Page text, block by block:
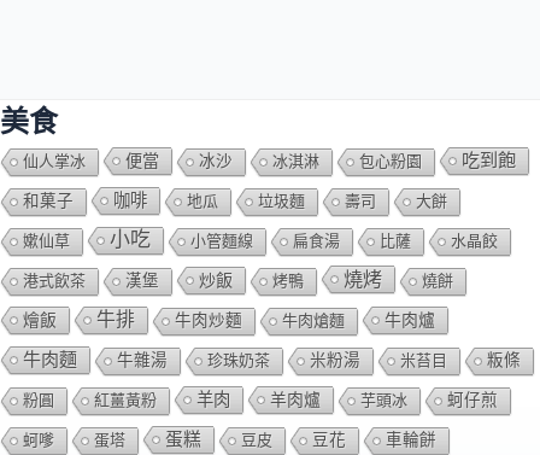
美食
仙人掌冰 便當 冰沙 冰淇淋 包心粉園 吃到飽
和菓子 咖啡 地瓜 垃圾麵 壽司 大餅
嫰仙草 小吃 小管麵線 扁食湯 比薩 水晶餃
港式飲茶 漢堡 炒飯 烤鴨 燒烤 燒餅
燴飯 牛排 牛肉炒麵 牛肉熗麵 牛肉爐
牛肉麵 牛雜湯 珍珠奶茶 米粉湯 米苔目 粄條
粉圓 紅薑黃粉 羊肉 羊肉爐 芋頭冰 蚵仔煎
蚵嗲 蛋塔 蛋糕 豆皮 豆花 車輪餅